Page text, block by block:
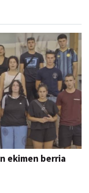
ekimen berria